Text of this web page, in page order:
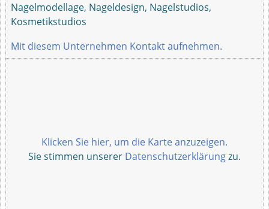
Nagelmodellage, Nageldesign, Nagelstudios,
Kosmetikstudios
Mit diesem Unternehmen Kontakt aufnehmen.
Klicken Sie hier, um die Karte anzuzeigen.
Sie stimmen unserer Datenschutzerklärungzu.